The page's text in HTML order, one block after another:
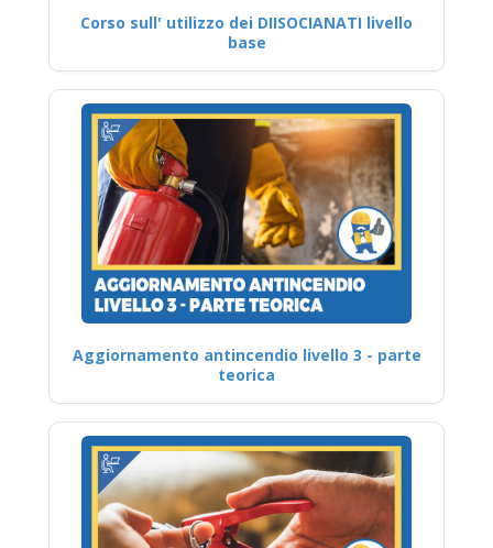
Corso sull' utilizzo dei DIISOCIANATI livello
base
Aggiornamento antincendio livello 3 - parte
teorica